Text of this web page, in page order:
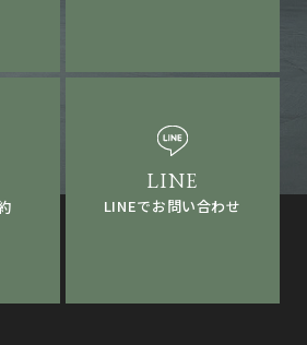
LINEでお問い合わせ